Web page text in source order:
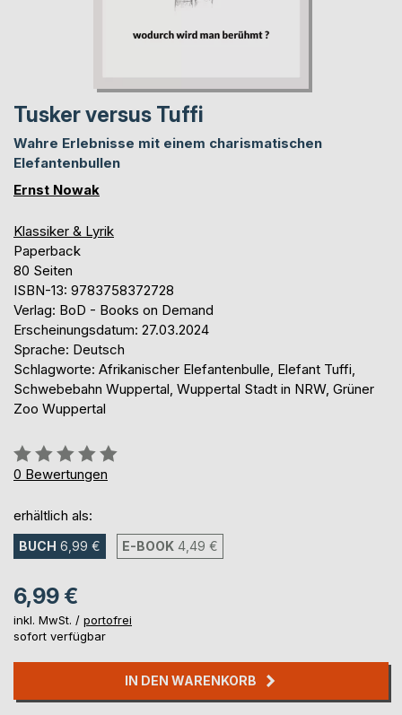
Tusker versus Tuffi
Wahre Erlebnisse mit einem charismatischen
Elefantenbullen
Ernst Nowak
Klassiker & Lyrik
Paperback
80 Seiten
ISBN-13: 9783758372728
Verlag: BoD - Books on Demand
Erscheinungsdatum: 27.03.2024
Sprache: Deutsch
Schlagworte: Afrikanischer Elefantenbulle, Elefant Tuffi,
Schwebebahn Wuppertal, Wuppertal Stadt in NRW, Grüner
Zoo Wuppertal
Bewertung::
0%
0 Bewertungen
erhältlich als:
BUCH 6,99 € E-BOOK 4,49 €
6,99 €
inkl. MwSt. / portofrei
sofort verfügbar
IN DEN WARENKORB